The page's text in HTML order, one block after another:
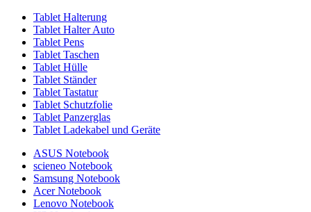
Tablet Halterung
Tablet Halter Auto
Tablet Pens
Tablet Taschen
Tablet Hülle
Tablet Ständer
Tablet Tastatur
Tablet Schutzfolie
Tablet Panzerglas
Tablet Ladekabel und Geräte
ASUS Notebook
scieneo Notebook
Samsung Notebook
Acer Notebook
Lenovo Notebook